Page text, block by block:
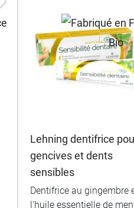
Lehning dentifrice
gencives et dents
sensibles
Dentifrice au gingembre
l'huile essentielle de